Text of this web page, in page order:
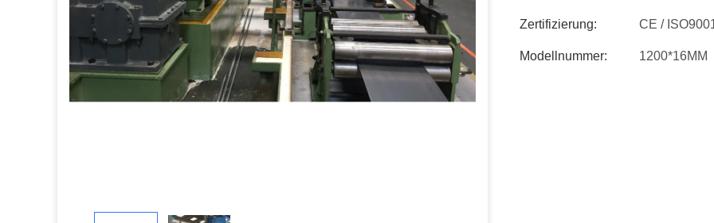
Zertifizierung: CE /
Modellnummer: 1200*16MM